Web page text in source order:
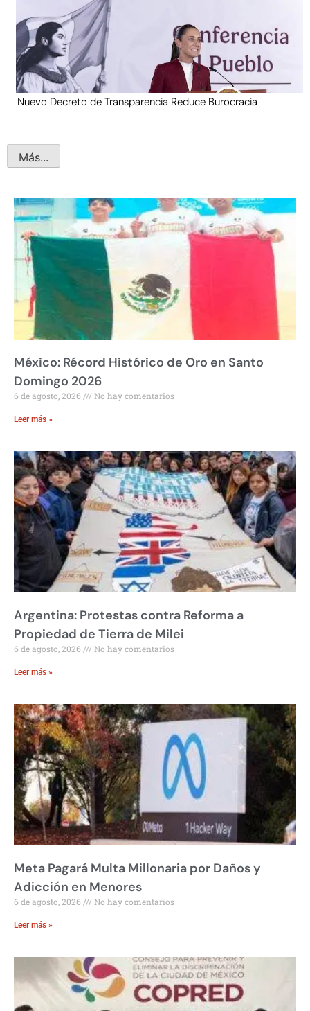
Nuevo Decreto de Transparencia Reduce Burocracia
Más...
México: Récord Histórico de Oro en Santo
Domingo 2026
6 de agosto, 2026 No hay comentarios
Leer más »
Argentina: Protestas contra Reforma a
Propiedad de Tierra de Milei
6 de agosto, 2026 No hay comentarios
Leer más »
Meta Pagará Multa Millonaria por Daños y
Adicción en Menores
6 de agosto, 2026 No hay comentarios
Leer más »